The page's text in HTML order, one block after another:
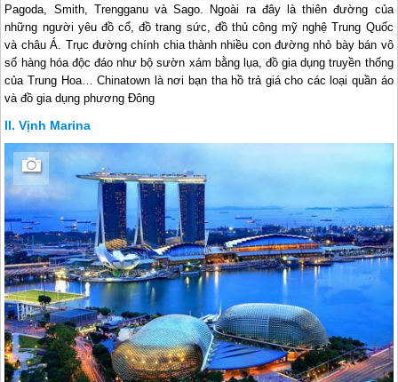
Pagoda, Smith, Trengganu và Sago. Ngoài ra đây là thiên đường của
những người yêu đồ cổ, đồ trang sức, đồ thủ công mỹ nghệ Trung Quốc
và châu Á. Trục đường chính chia thành nhiều con đường nhỏ bày bán vô
số hàng hóa độc đáo như bộ sườn xám bằng lụa, đồ gia dụng truyền thống
của Trung Hoa… Chinatown là nơi bạn tha hồ trả giá cho các loại quần áo
và đồ gia dụng phương Đông
Vịnh Marina